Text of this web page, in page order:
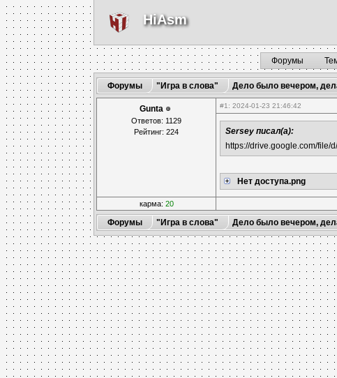
HiAsm
Форумы
Форумы "Игра в слова" Дело было вечером,
Gunta
Ответов: 1129
Рейтинг: 224
#1 : 2024-01-23 21:46:42
Sersey писал(а):
https://drive.google.com/file/
Нет доступа.png
карма: 20
Форумы
"Игра в слова" Дело было вечером,